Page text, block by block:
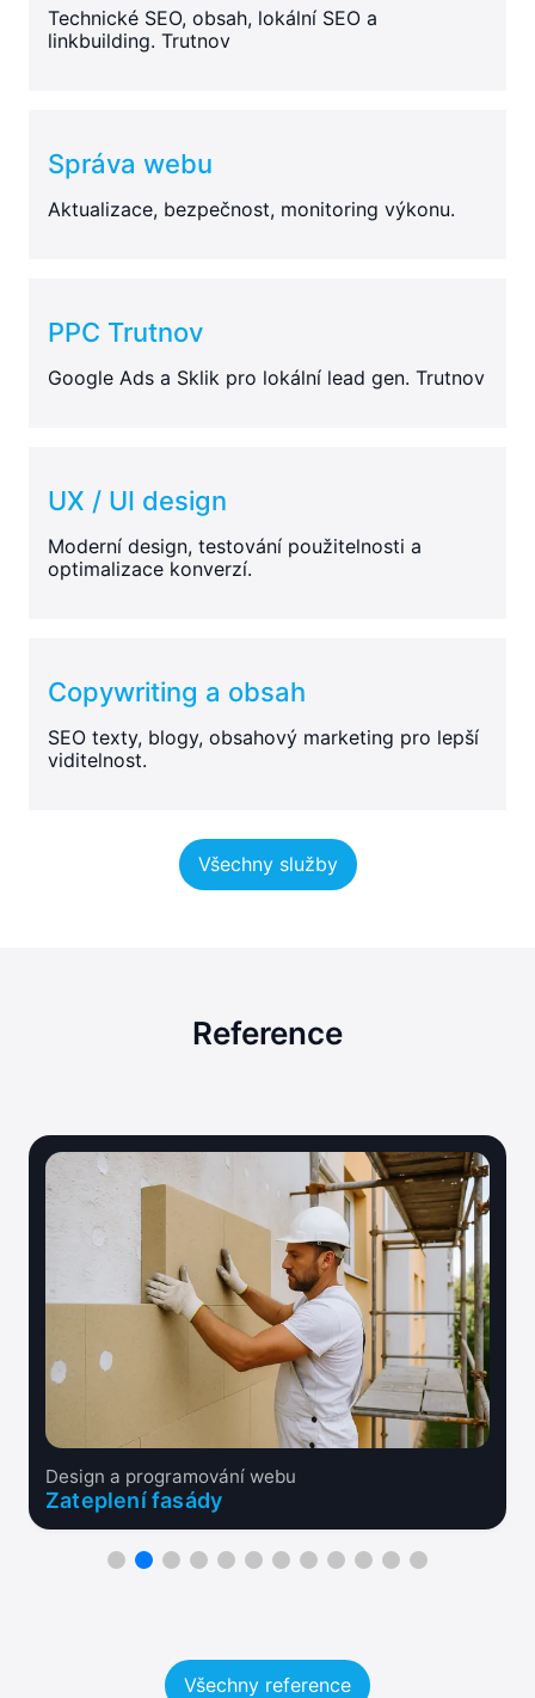
Technické SEO, obsah, lokální SEO a
linkbuilding. Trutnov
Správa webu
Aktualizace, bezpečnost, monitoring výkonu.
PPC Trutnov
Google Ads a Sklik pro lokální lead gen. Trutnov
UX / UI design
Moderní design, testování použitelnosti a
optimalizace konverzí.
Copywriting a obsah
SEO texty, blogy, obsahový marketing pro lepší
viditelnost.
Všechny služby
Reference
Design a programování webu
Zateplení fasády
Všechny reference